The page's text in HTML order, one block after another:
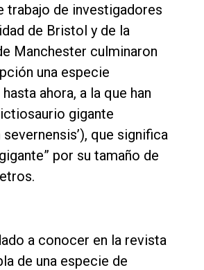
trabajo de investigadores
de Bristol y de la
Manchester culminaron
una especie
ahora, a la que han
gigante
que significa
por su tamaño de
a conocer en la revista
de una especie de